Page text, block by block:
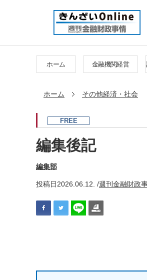
ホーム 金融機関経営
ホーム その他経済・社会
FREE
編集後記
編集部
投稿日2026.06.12. /週刊金融財政